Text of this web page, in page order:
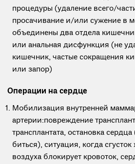
процедуры (удаление всего/
просачивание и/или сужение в
объединены два отдела
или анальная дисфункция (не
кишечник, частые сокращения
или запор)
Операции на сердце
Мобилизация внутренней
артерии:повреждение
трансплантата, остановка
биться), ситуация, когда
воздуха блокирует кровоток,